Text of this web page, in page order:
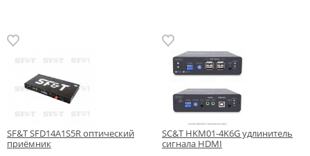
SF&T SFD14A1S5R оптический
приёмник
SC&T HKM01-4K6G удлинитель
сигнала HDMI